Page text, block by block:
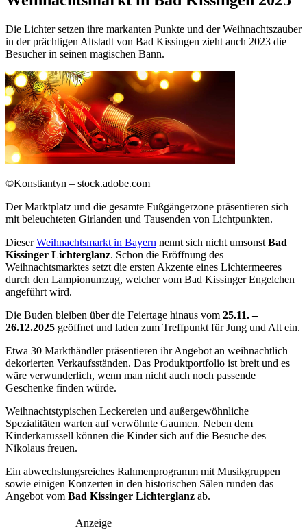
Die Lichter setzen ihre markanten Punkte und der Weihnachtszauber
in der prächtigen Altstadt von Bad Kissingen zieht auch 2023 die
Besucher in seinen magischen Bann.
©Konstiantyn – stock.adobe.com
Der Marktplatz und die gesamte Fußgängerzone präsentieren sich
mit beleuchteten Girlanden und Tausenden von Lichtpunkten.
DieserWeihnachtsmarkt in Bayern nennt sich nicht umsonst Bad
Kissinger Lichterglanz. Schon die Eröffnung des
Weihnachtsmarktes setzt die ersten Akzente eines Lichtermeeres
durch den Lampionumzug, welcher vom Bad Kissinger Engelchen
angeführt wird.
Die Buden bleiben über die Feiertage hinaus vom 25.11. –
26.12.2025 geöffnet und laden zum Treffpunkt für Jung und Alt ein.
Etwa 30 Markthändler präsentieren ihr Angebot an weihnachtlich
dekorierten Verkaufsständen. Das Produktportfolio ist breit und es
wäre verwunderlich, wenn man nicht auch noch passende
Geschenke finden würde.
Weihnachtstypischen Leckereien und außergewöhnliche
Spezialitäten warten auf verwöhnte Gaumen. Neben dem
Kinderkarussell können die Kinder sich auf die Besuche des
Nikolaus freuen.
Ein abwechslungsreiches Rahmenprogramm mit Musikgruppen
sowie einigen Konzerten in den historischen Sälen runden das
Angebot vom Bad Kissinger Lichterglanz ab.
Anzeige